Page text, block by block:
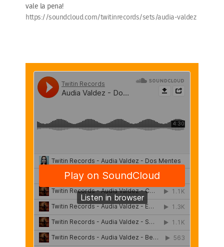
vale la pena!
https://soundcloud.com/twitinrecords/sets/audia-valdez